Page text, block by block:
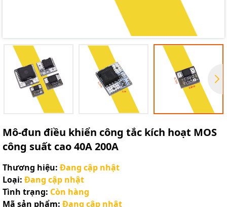
Mô-đun điều khiển công tắc kích hoạt MOS
công suất cao 40A 200A
Thương hiệu: Đang cập nhật
Loại: Đang cập nhật
Tình trạng: Còn hàng
Mã sản phẩm: Đang cập nhật
Mã giảm giá:
Ngày hết hạn:
Điều kiện: